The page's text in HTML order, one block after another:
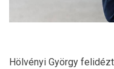
Hölvényi György